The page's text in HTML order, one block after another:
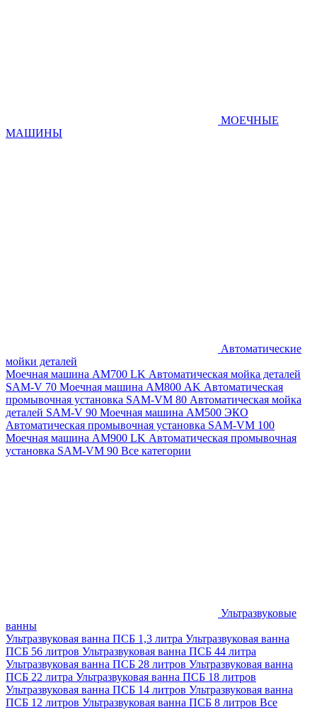
МОЕЧНЫЕ
МАШИНЫ
Автоматические
мойки деталей
Моечная машина AM700 LK Автоматическая мойка деталей
SAM-V 70 Моечная машина АМ800 AK Автоматическая
промывочная установка SAM-VM 80 Автоматическая мойка
деталей SAM-V 90 Моечная машина АМ500 ЭКО
Автоматическая промывочная установка SAM-VM 100
Моечная машина AM900 LK Автоматическая промывочная
установка SAM-VM 90 Все категории
Ультразвуковые
ванны
Ультразвуковая ванна ПСБ 1,3 литра Ультразвуковая ванна
ПСБ 56 литров Ультразвуковая ванна ПСБ 44 литра
Ультразвуковая ванна ПСБ 28 литров Ультразвуковая ванна
ПСБ 22 литра Ультразвуковая ванна ПСБ 18 литров
Ультразвуковая ванна ПСБ 14 литров Ультразвуковая ванна
ПСБ 12 литров Ультразвуковая ванна ПСБ 8 литров Все